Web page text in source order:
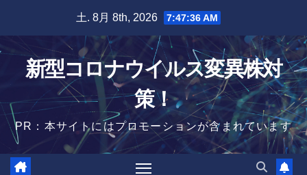
content
土. 8月 8th, 2026 7:47:37 AM
新型コロナウイルス変異株対
策！
PR：本サイトにはプロモーションが含まれています